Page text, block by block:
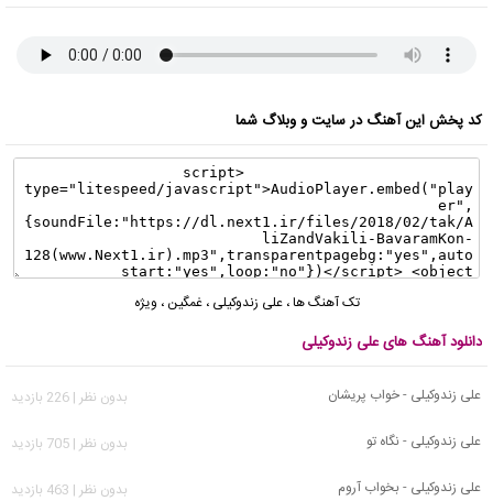
کد پخش این آهنگ در سایت و وبلاگ شما
تک آهنگ ها،علی زندوکیلی ،غمگین ، ویژه
دانلود آهنگ های علی زندوکیلی
علی زندوکیلی - خواب پریشان
بدون نظر | 226 بازدید
علی زندوکیلی - نگاه تو
بدون نظر | 705 بازدید
علی زندوکیلی - بخواب آروم
بدون نظر | 463 بازدید